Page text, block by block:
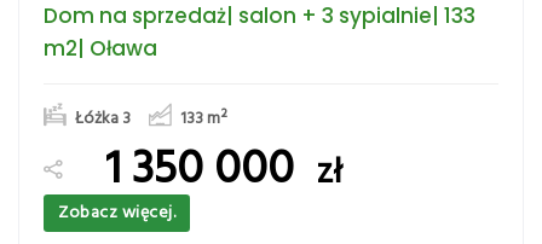
Dom na sprzedaż| salon + 3 sypialnie| 133
m2| Oława
Łóżka 3 133m²
1 350 000 zł
Zobacz więcej.